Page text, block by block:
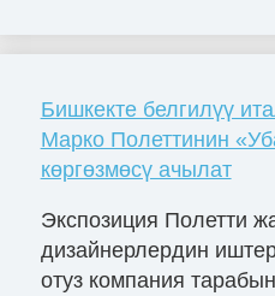
Бишкекте белгилүү
Марко Полеттинин
көргөзмөсү ачылат
Экспозиция Полетти
дизайнерлердин
отуз компания